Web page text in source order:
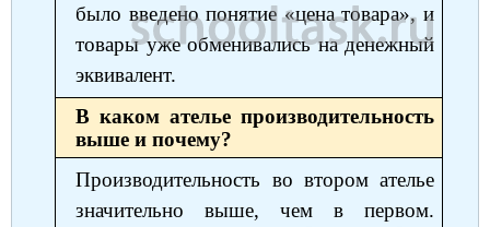
было введено понятие «цена товара», и
товары уже обменивались на денежный
эквивалент.
В каком ателье производительность
выше и почему?
Производительность во втором ателье
значительно выше, чем в первом.